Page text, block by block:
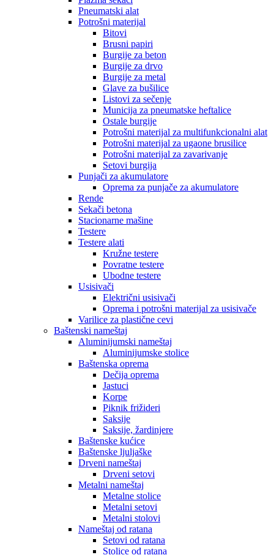
Pneumatski alat
Potrošni materijal
Bitovi
Brusni papiri
Burgije za beton
Burgije za drvo
Burgije za metal
Glave za bušilice
Listovi za sečenje
Municija za pneumatske heftalice
Ostale burgije
Potrošni materijal za multifunkcionalni alat
Potrošni materijal za ugaone brusilice
Potrošni materijal za zavarivanje
Setovi burgija
Punjači za akumulatore
Oprema za punjače za akumulatore
Rende
Sekači betona
Stacionarne mašine
Testere
Testere alati
Kružne testere
Povratne testere
Ubodne testere
Usisivači
Električni usisivači
Oprema i potrošni materijal za usisivače
Varilice za plastične cevi
Baštenski nameštaj
Aluminijumski nameštaj
Aluminijumske stolice
Baštenska oprema
Dečija oprema
Jastuci
Korpe
Piknik frižideri
Saksije
Saksije, žardinjere
Baštenske kućice
Baštenske ljuljaške
Drveni nameštaj
Drveni setovi
Metalni nameštaj
Metalne stolice
Metalni setovi
Metalni stolovi
Nameštaj od ratana
Setovi od ratana
Stolice od ratana